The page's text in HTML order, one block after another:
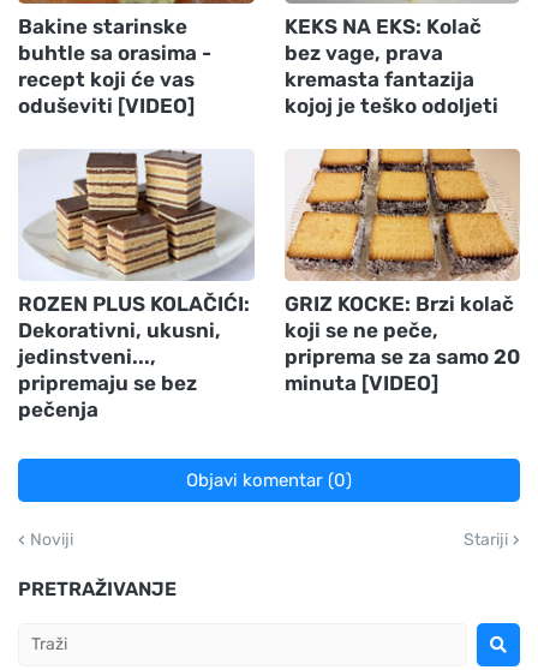
Bakine starinske
buhtle sa orasima -
recept koji će vas
oduševiti [VIDEO]
KEKS NA EKS: Kolač
bez vage, prava
kremasta fantazija
kojoj je teško odoljeti
ROZEN PLUS KOLAČIĆI:
Dekorativni, ukusni,
jedinstveni...,
pripremaju se bez
pečenja
GRIZ KOCKE: Brzi kolač
koji se ne peče,
priprema se za samo 20
minuta [VIDEO]
Objavi komentar (0)
Noviji Stariji
PRETRAŽIVANJE